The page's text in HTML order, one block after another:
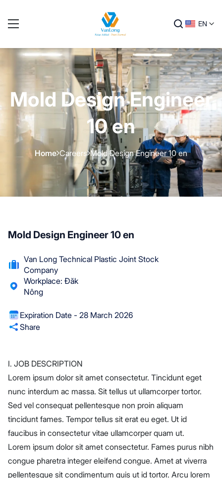
EN
Mold Design Engineer
10 en
Home Careers Mold Design Engineer 10 en
Mold Design Engineer 10 en
Van Long Technical Plastic Joint Stock
Company
Workplace: Đăk
Nông
Expiration Date - 28 March 2026
Share
I. JOB DESCRIPTION
Lorem ipsum dolor sit amet consectetur. Tincidunt eget
nunc interdum ac massa. Sit tellus ut ullamcorper tortor.
Sed vel consequat pellentesque non proin aliquam
tincidunt fames. Tempor tellus sit erat eu eget. Ut id
faucibus in consectetur vitae ullamcorper quam ut.
Lorem ipsum dolor sit amet consectetur. Fames purus nibh
congue pharetra integer eleifend congue. Amet at viverra
pellentesque sit condimentum quis ut id tortor. Arcu lorem